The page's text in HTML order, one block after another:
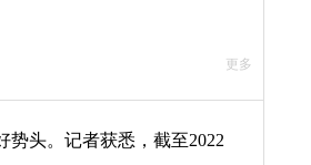
更多
头。记者获悉，截至2022